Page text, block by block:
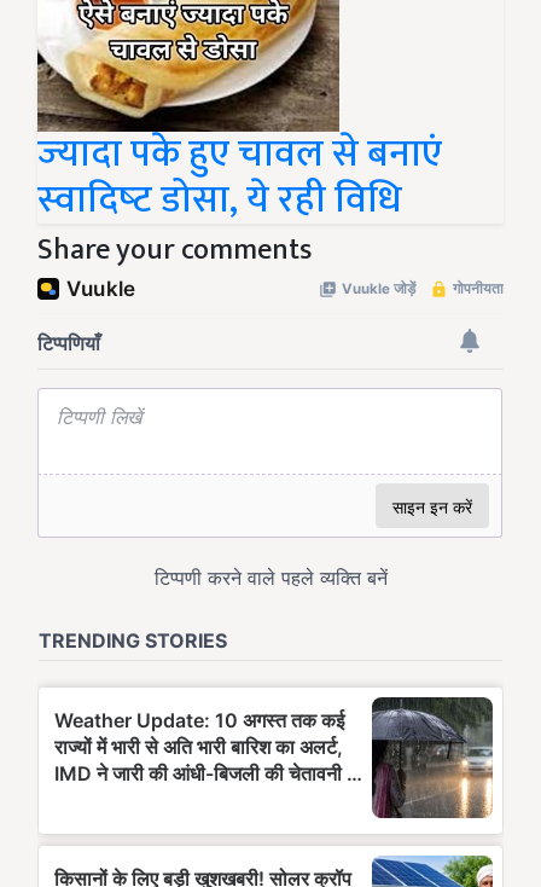
ज्‍यादा पके हुए चावल से बनाएं
स्‍वादिष्‍ट डोसा, ये रही विधि
Share your comments